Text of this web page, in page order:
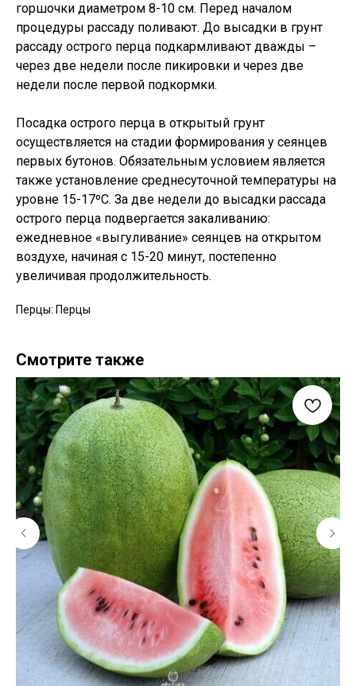
горшочки диаметром 8-10 см. Перед началом
процедуры рассаду поливают. До высадки в грунт
рассаду острого перца подкармливают дважды –
через две недели после пикировки и через две
недели после первой подкормки.
Посадка острого перца в открытый грунт
осуществляется на стадии формирования у сеянцев
первых бутонов. Обязательным условием является
также установление среднесуточной температуры на
уровне 15-17ºC. За две недели до высадки рассада
острого перца подвергается закаливанию:
ежедневное «выгуливание» сеянцев на открытом
воздухе, начиная с 15-20 минут, постепенно
увеличивая продолжительность.
Перцы: Перцы
Смотрите также